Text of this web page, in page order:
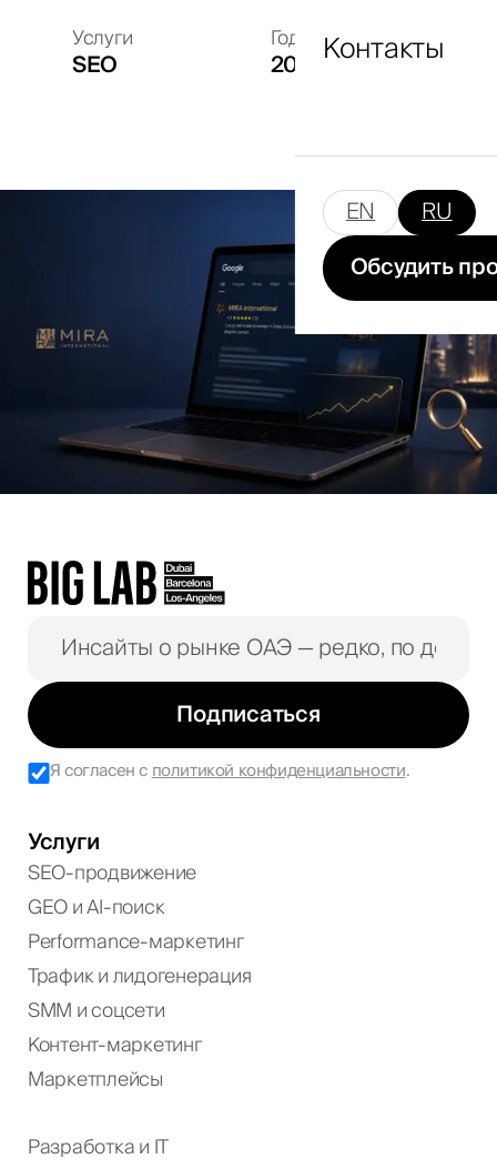
Отправить
Контакты
EN
RU
Обсудить
Услуги
SEO
Год
2026
Подписаться
Я согласен сполитикой конфиденциальности.
Услуги
SEO-продвижение
GEO и AI-поиск
Performance-маркетинг
Трафик и лидогенерация
SMM и соцсети
Контент-маркетинг
Маркетплейсы
Разработка и IT